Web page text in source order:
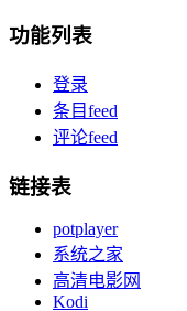
功能列表
登录
条目feed
评论feed
链接表
potplayer
系统之家
高清电影网
Kodi